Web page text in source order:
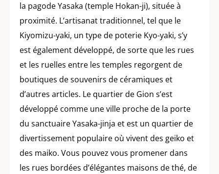
la pagode Yasaka (temple Hokan-ji), située à
proximité. L’artisanat traditionnel, tel que le
Kiyomizu-yaki, un type de poterie Kyo-yaki, s’y
est également développé, de sorte que les rues
et les ruelles entre les temples regorgent de
boutiques de souvenirs de céramiques et
d’autres articles. Le quartier de Gion s’est
développé comme une ville proche de la porte
du sanctuaire Yasaka-jinja et est un quartier de
divertissement populaire où vivent des geiko et
des maiko. Vous pouvez vous promener dans
les rues bordées d’élégantes maisons de thé, de